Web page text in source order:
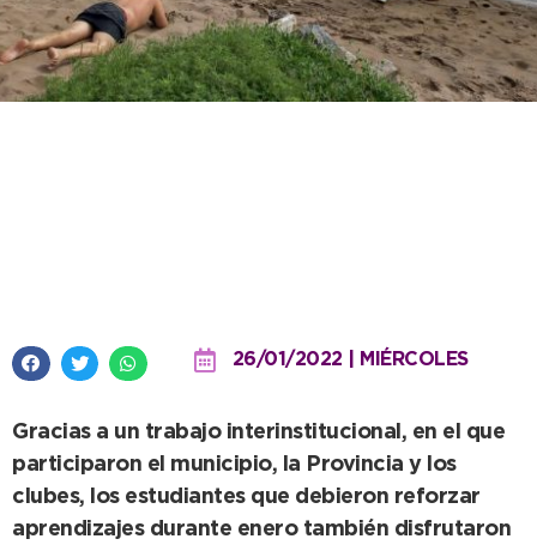
26/01/2022 | MIÉRCOLES
Gracias a un trabajo interinstitucional, en el que
participaron el municipio, la Provincia y los
clubes, los estudiantes que debieron reforzar
aprendizajes durante enero también disfrutaron